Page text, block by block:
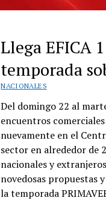
Llega EFICA
temporada
NACIONALES
Del domingo 22 al
encuentros
nuevamente en el
sector en alrededor de
nacionales y
novedosas propuestas
la temporada